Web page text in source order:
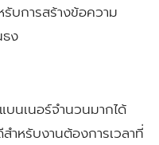
รับการสร้างข้อความ
ง
นเนอร์จำนวนมากได้
ำหรับงานต้องการเวลาที่